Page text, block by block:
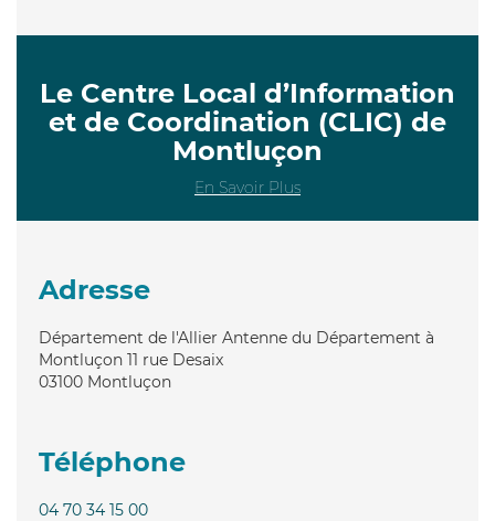
Le Centre Local d’Information
et de Coordination (CLIC) de
Montluçon
En Savoir Plus
Adresse
Département de l'Allier Antenne du Département à
Montluçon 11 rue Desaix
03100 Montluçon
Téléphone
04 70 34 15 00